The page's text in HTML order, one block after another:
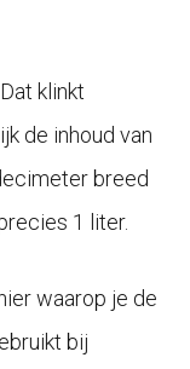
klinkt
de inhoud van
breed
1 liter.
waarop je de
bij